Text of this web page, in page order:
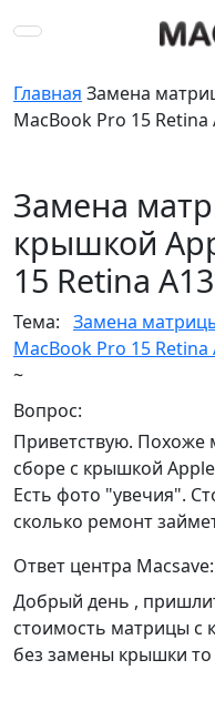
Главная Замена
MacBook Pro 15 Retina
Замена
крышкой
15 Retina
Тема: Замена
MacBook Pro 15 Retina
~
Вопрос:
Приветствую. Похоже
сборе с крышкой
Есть фото "увечия".
сколько ремонт
Ответ центра Macsave:
Добрый день ,
стоимость матрицы с
без замены крышки то